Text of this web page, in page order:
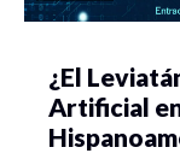
¿El
Artificial